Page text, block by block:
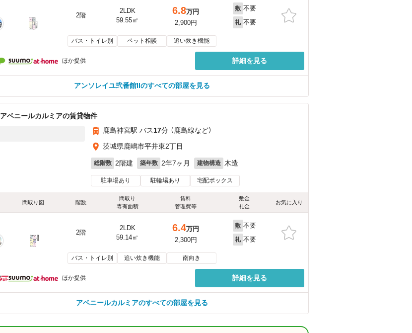
2階
2LDK
59.55㎡
6.8万円
2,900円
敷 不要
礼 不要
バス・トイレ別 ペット相談 追い炊き機能
ほか提供 詳細を見る
アンソレイユ弐番館IIのすべての部屋を見る
アベニールカルミアの賃貸物件
鹿島神宮駅 バス17分 （鹿島線など）
茨城県鹿嶋市平井東2丁目
総階数 2階建 築年数 2年7ヶ月 建物構造 木造
駐車場あり 駐輪場あり 宅配ボックス
間取り図 階数
間取り
専有面積
賃料
管理費等
敷金
礼金
お気に入り
2階
2LDK
59.14㎡
6.4万円
2,300円
敷 不要
礼 不要
バス・トイレ別 追い炊き機能 南向き
ほか提供 詳細を見る
アベニールカルミアのすべての部屋を見る